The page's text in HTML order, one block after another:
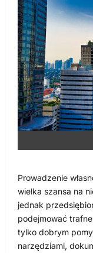
Prowadzenie
wielka szansa na
jednak
podejmować
tylko dobrym
narzędziami,